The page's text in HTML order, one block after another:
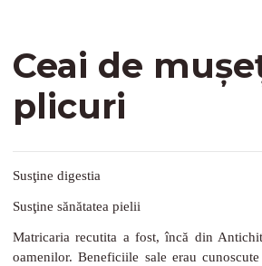
Ceai de
plicuri
Susţine digestia
Susţine sănătatea pielii
Matricaria recutita a fost, încă din
oamenilor.Beneficiile sale erau